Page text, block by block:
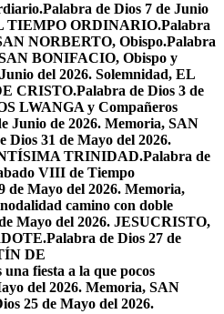
Palabra de Dios 7 de Junio
TIEMPO ORDINARIO.Palabra
NORBERTO, Obispo.Palabra
BONIFACIO, Obispo y
del 2026. Solemnidad, EL
CRISTO.Palabra de Dios 3 de
LWANGA y Compañeros
Junio de 2026. Memoria, SAN
Dios 31 de Mayo del 2026.
TRINIDAD.Palabra de
VIII de Tiempo
de Mayo del 2026. Memoria,
camino con doble
Mayo del 2026. JESUCRISTO,
Palabra de Dios 27 de
DE
una fiesta a la que pocos
del 2026. Memoria, SAN
25 de Mayo del 2026.